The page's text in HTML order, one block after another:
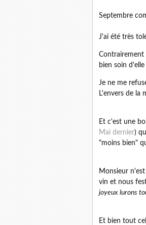
Septembre
J'ai été très
Contrairement
bien soin
Je ne me
L'envers de la
Et c'est une
Mai dernier)
"moins bien"
Monsieur
vin et nous
joyeux lurons
Et bien tout